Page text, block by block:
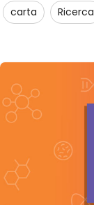
carta Ricerca